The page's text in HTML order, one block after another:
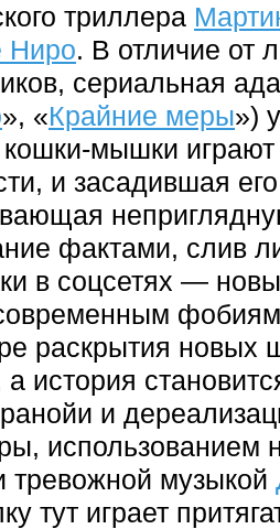
триллера
Ниро. В отличие от
сериальная
», «Крайние меры»)
мышки
и засадившая
фактами, слив
в соцсетях —
раскрытия новых
история
и
использованием
тревожной музыкой
тут играет